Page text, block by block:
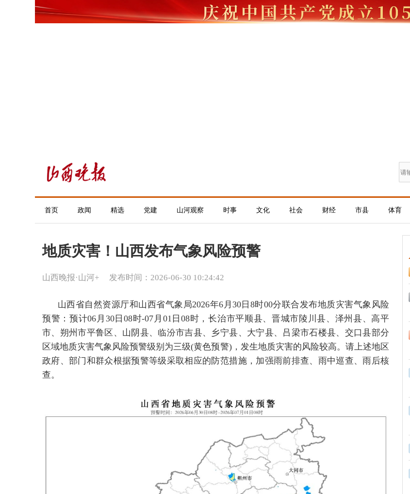
首页 政闻 精选 党建 山河观察 时事 文化 社会 财经 市县 体育
地质灾害！山西发布气象风险预警
山西晚报·山河+ 发布时间：2026-06-30 10:24:42
山西省自然资源厅和山西省气象局2026年6月30日8时00分联合发布地质灾害气象风险
预警：预计06月30日08时-07月01日08时，长治市平顺县、晋城市陵川县、泽州县、高平
市、朔州市平鲁区、山阴县、临汾市吉县、乡宁县、大宁县、吕梁市石楼县、交口县部分
区域地质灾害气象风险预警级别为三级(黄色预警)，发生地质灾害的风险较高。请上述地区
政府、部门和群众根据预警等级采取相应的防范措施，加强雨前排查、雨中巡查、雨后核
查。